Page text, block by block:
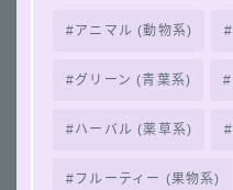
アニマル (動物系)
グリーン (青葉系)
ハーバル (薬草系)
フルーティー (果物系)